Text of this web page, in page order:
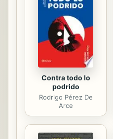
resalta en la
Por
título no
Contra todo lo
podrido
Rodrigo Pérez De
Arce